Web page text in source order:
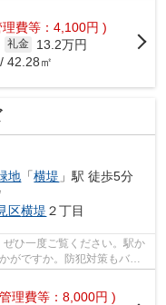
理費等：4,100円 )
礼金
13.2万円
42.28㎡
地 「横堤 」駅 徒歩5分
区横堤 ２丁目
ひ一度ご覧ください。駅か
がですか。防犯対策もバッ
理費等：8,000円 )